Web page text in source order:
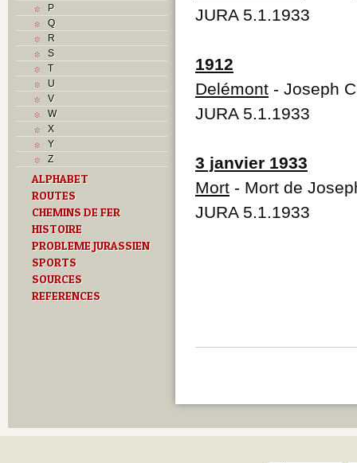
P
Q
R
S
T
U
V
W
X
Y
Z
ALPHABET
ROUTES
CHEMINS DE FER
HISTOIRE
PROBLEME JURASSIEN
SPORTS
SOURCES
REFERENCES
JURA 5.1.1933
1912
Delémont - Joseph
JURA 5.1.1933
3 janvier 1933
Mort - Mort de
JURA 5.1.1933